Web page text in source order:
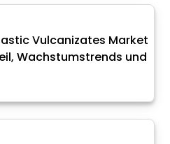
Vulcanizates Market
Wachstumstrends und